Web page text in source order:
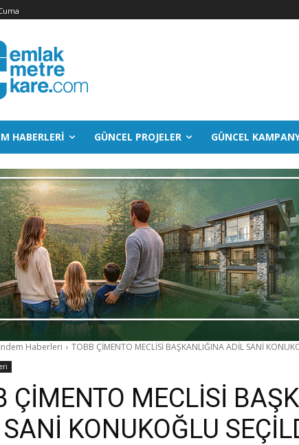
HABERLERI GÜNCEL PROJELER GÜNCEL
Haberleri TOBB ÇİMENTO MECLİSİ BAŞKANLIĞINA ADİL SANİ
ÇİMENTO MECLİSİ
KONUKOĞLU